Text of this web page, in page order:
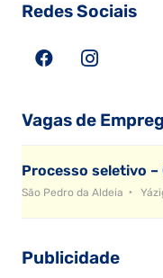
Redes Sociais
Vagas de
Processo seletivo
São Pedro da Aldeia
Publicidade